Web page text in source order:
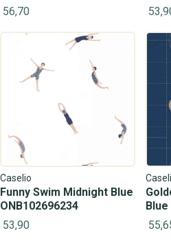
56,70
Caselio
Funny Swim Midnight Blue
ONB102696234
53,90
Blue